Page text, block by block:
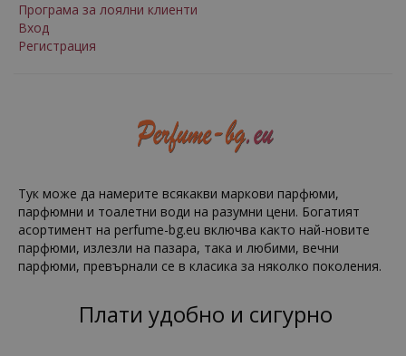
Програма за лоялни клиенти
Вход
Регистрация
Тук може да намерите всякакви маркови парфюми,
парфюмни и тоалетни води на разумни цени. Богатият
асортимент на perfume-bg.eu включва както най-новите
парфюми, излезли на пазара, така и любими, вечни
парфюми, превърнали се в класика за няколко поколения.
Плати удобно и сигурно